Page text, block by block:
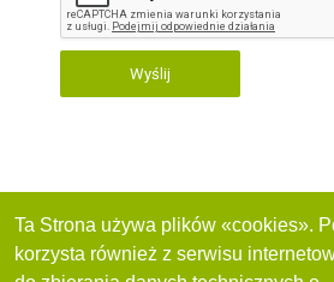
Wyślij
Ta Strona używa plików «cookies».
korzysta również z serwisu